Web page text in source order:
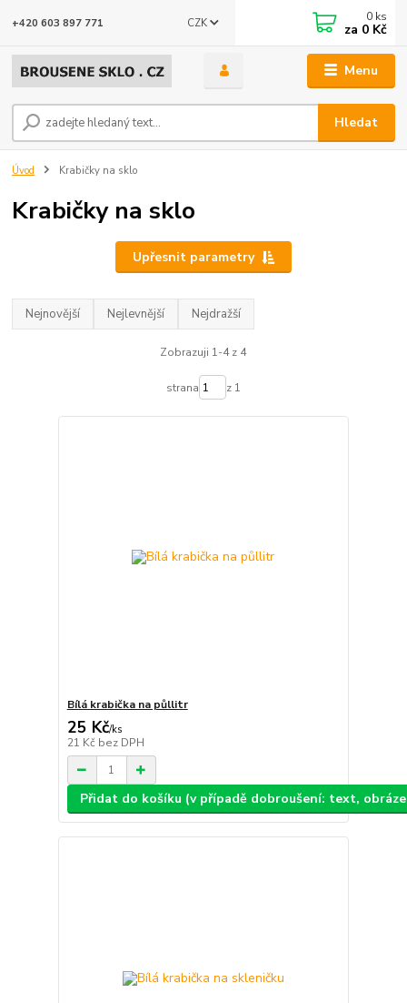
Menu
CZK
Hledat
+420 603 897 771 0 ks
za 0 Kč
Úvod Krabičky na sklo
Krabičky na sklo
Upřesnit parametry
Nejnovější Nejlevnější Nejdražší
Zobrazuji 1-4 z 4
strana z 1
Bílá krabička na půllitr
25 Kč/ks
21 Kč bez DPH
Přidat do košíku (v případě dobroušení: text,